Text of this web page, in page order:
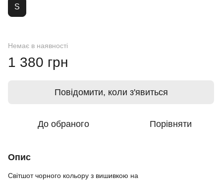
S
Немає в наявності
1 380 грн
Повідомити, коли з'явиться
До обраного Порівняти
Опис
Світшот чорного кольору з вишивкою на